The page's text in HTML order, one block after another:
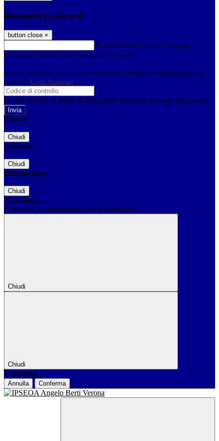
Recupero password
button close ×
E-mail Verrà inviato un messaggio
all'indirizzo indicato con le istruzioni necessarie.
Non hai una e-mail associata al nome utente? Effettua il reset della password
tramite la Login Spaggiari
E-mail inviata, si prega di controllare la casella di posta elettronica!
Errore
Chiudi
Successo
Chiudi
Informazione
Chiudi
Attendere...
Attendere il completamento dell'operazione...
Chiudi
Chiudi
Conferma
Annulla Conferma